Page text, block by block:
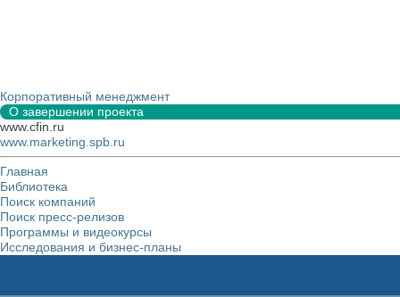
Корпоративный менеджмент
О завершении проекта
www.cfin.ru
www.marketing.spb.ru
Главная
Библиотека
Поиск компаний
Поиск пресс-релизов
Программы и видеокурсы
Исследования и бизнес-планы